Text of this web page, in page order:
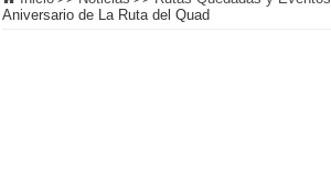
Aniversario de La Ruta del Quad